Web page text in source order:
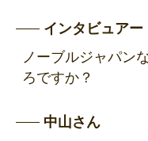
インタビュアー
ノーブルジャパン
ろですか？
中山さん